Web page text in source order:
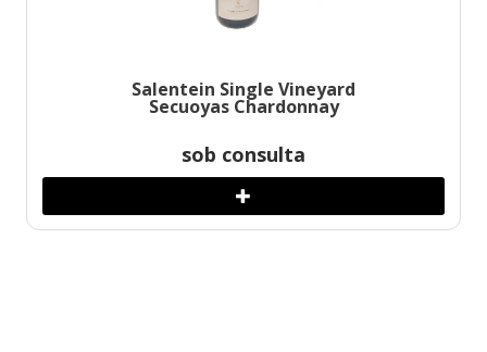
Salentein Single Vineyard
Secuoyas Chardonnay
sob consulta